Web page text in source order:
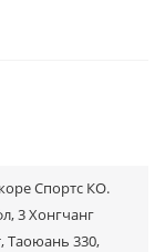
Спортс КО.
3 Хонгчанг
Таоюань 330,